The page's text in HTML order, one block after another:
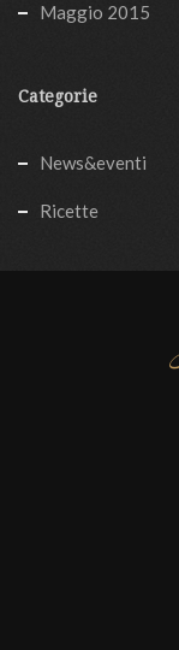
Maggio 2015
Categorie
News&eventi
Ricette